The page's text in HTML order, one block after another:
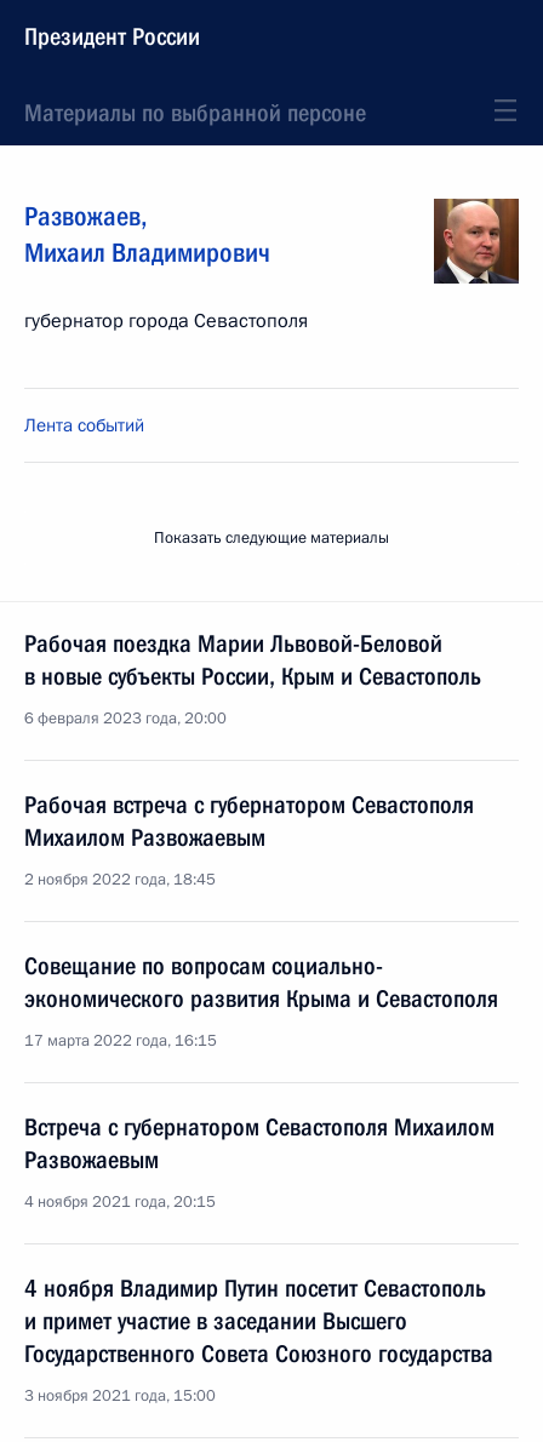
Президент России
Материалы по выбранной персоне
Развожаев,
Михаил Владимирович
губернатор города Севастополя
Лента событий
Показать следующие материалы
Рабочая поездка Марии Львовой-Беловой
в новые субъекты России, Крым и Севастополь
6 февраля 2023 года, 20:00
Рабочая встреча с губернатором Севастополя
Михаилом Развожаевым
2 ноября 2022 года, 18:45
Совещание по вопросам социально-
экономического развития Крыма и Севастополя
17 марта 2022 года, 16:15
Встреча с губернатором Севастополя Михаилом
Развожаевым
4 ноября 2021 года, 20:15
4 ноября Владимир Путин посетит Севастополь
и примет участие в заседании Высшего
Государственного Совета Союзного государства
3 ноября 2021 года, 15:00